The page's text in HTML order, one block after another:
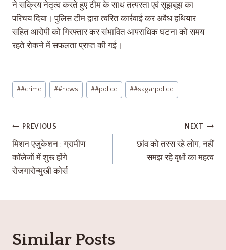
ने सक्रिय नेतृत्व करते हुए टीम के साथ तत्परता एवं सूझबूझ का
परिचय दिया। पुलिस टीम द्वारा त्वरित कार्रवाई कर अवैध हथियार
सहित आरोपी को गिरफ्तार कर संभावित आपराधिक घटना को समय
रहते रोकने में सफलता प्राप्त की गई।
##crime ##news ##police ##sagarpolice
PREVIOUS
मिशन एजुकेशन : ग्रामीण
कॉलेजों में शुरू होंगे
रोजगारोन्मुखी कोर्स
NEXT
छांव को तरस रहे लोग, नहीं
समझ रहे वृक्षों का महत्व
Similar Posts